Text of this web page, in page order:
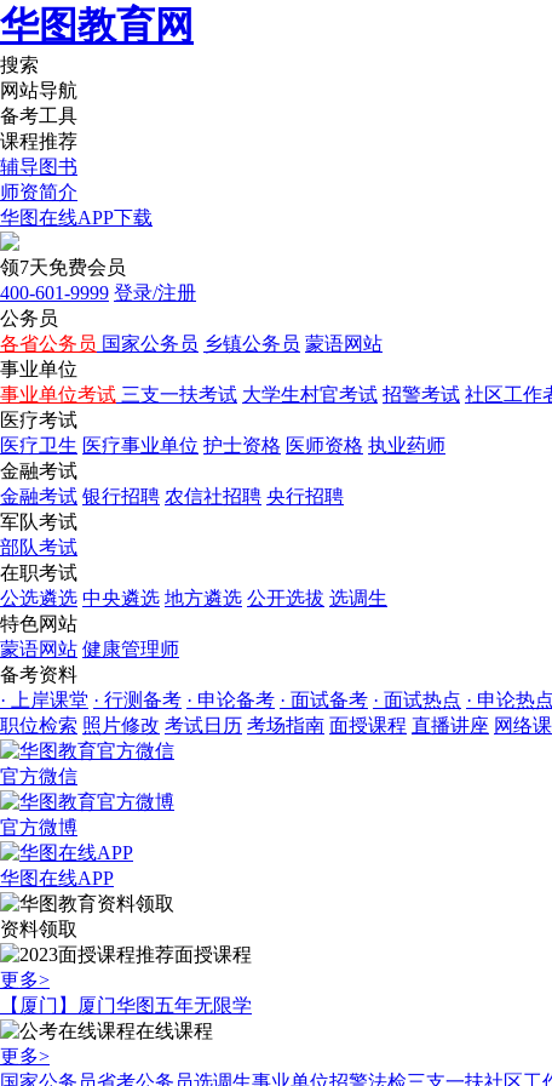
华图教育网
搜索
网站导航
备考工具
课程推荐
辅导图书
师资简介
华图在线APP下载
领7天免费会员
400-601-9999 登录/注册
公务员
各省公务员 国家公务员 乡镇公务员 蒙语网站
事业单位
事业单位考试 三支一扶考试 大学生村官考试 招警考试 社区工作
医疗考试
医疗卫生 医疗事业单位 护士资格 医师资格 执业药师
金融考试
金融考试 银行招聘 农信社招聘 央行招聘
军队考试
部队考试
在职考试
公选遴选 中央遴选 地方遴选 公开选拔 选调生
特色网站
蒙语网站 健康管理师
备考资料
· 上岸课堂 · 行测备考 · 申论备考 · 面试备考 · 面试热点 · 申论热点
职位检索 照片修改 考试日历 考场指南 面授课程 直播讲座 网络
官方微信
官方微博
华图在线APP
资料领取
面授课程
更多>
【厦门】厦门华图五年无限学
在线课程
更多>
国家公务员省考公务员选调生事业单位招警法检三支一扶社区工